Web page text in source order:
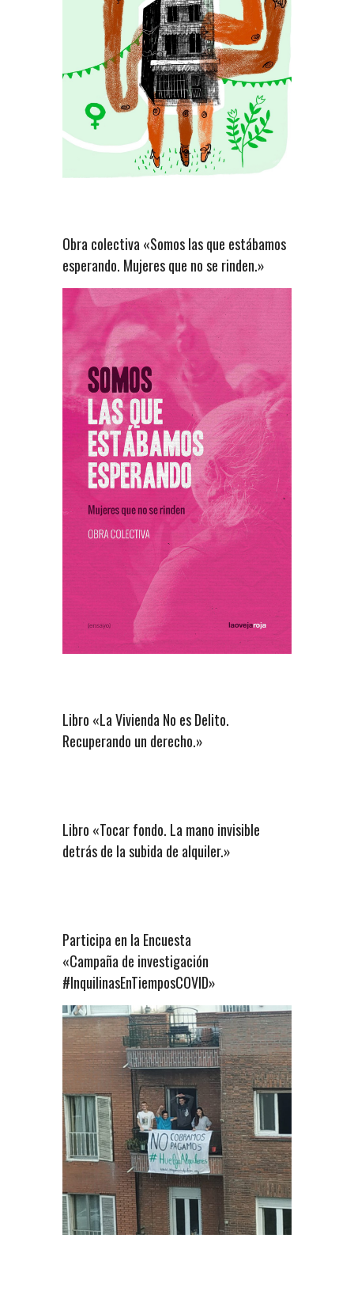
Obra colectiva «Somos las que estábamos
esperando. Mujeres que no se rinden.»
Libro «La Vivienda No es Delito.
Recuperando un derecho.»
Libro «Tocar fondo. La mano invisible
detrás de la subida de alquiler.»
Participa en la Encuesta
«Campaña de investigación
#InquilinasEnTiemposCOVID»